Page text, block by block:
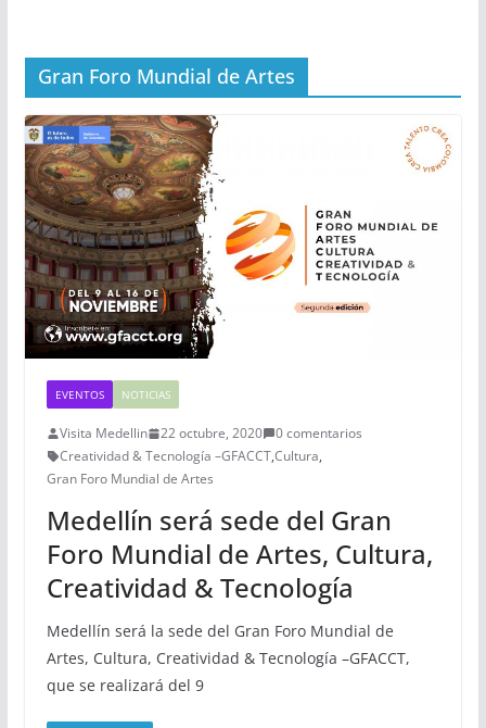
Gran Foro Mundial de Artes
EVENTOS NOTICIAS
Visita Medellin 22 octubre, 2020
0 comentarios
Creatividad & Tecnología –GFACCT,Cultura,
Gran Foro Mundial de Artes
Medellín será sede del Gran
Foro Mundial de Artes, Cultura,
Creatividad & Tecnología
Medellín será la sede del Gran Foro Mundial de
Artes, Cultura, Creatividad & Tecnología –GFACCT,
que se realizará del 9